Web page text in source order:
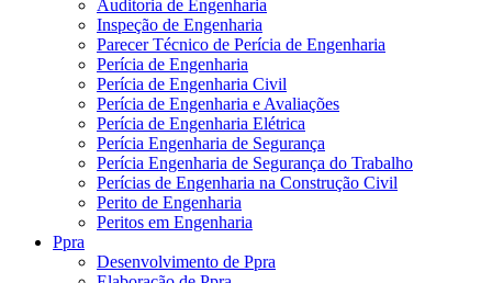
Auditoria de Engenharia
Inspeção de Engenharia
Parecer Técnico de Perícia de Engenharia
Perícia de Engenharia
Perícia de Engenharia Civil
Perícia de Engenharia e Avaliações
Perícia de Engenharia Elétrica
Perícia Engenharia de Segurança
Perícia Engenharia de Segurança do Trabalho
Perícias de Engenharia na Construção Civil
Perito de Engenharia
Peritos em Engenharia
Ppra
Desenvolvimento de Ppra